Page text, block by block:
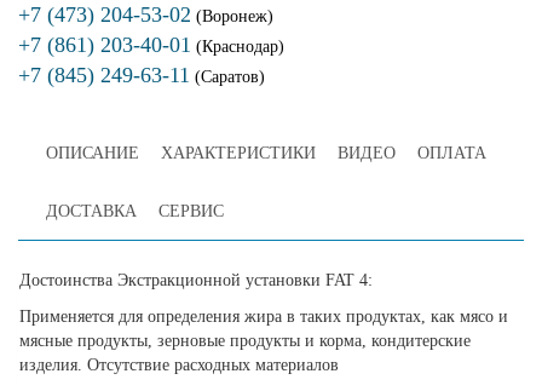
+7 (473) 204-53-02 (Воронеж)
+7 (861) 203-40-01 (Краснодар)
+7 (845) 249-63-11 (Саратов)
ОПИСАНИЕ ХАРАКТЕРИСТИКИ ВИДЕО ОПЛАТА
ДОСТАВКА СЕРВИС
Достоинства Экстракционной установки FAT 4:
Применяется для определения жира в таких продуктах, как мясо и
мясные продукты, зерновые продукты и корма, кондитерские
изделия. Отсутствие расходных материалов